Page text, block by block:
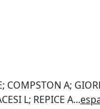
COMPSTON A;
L; REPICE A...